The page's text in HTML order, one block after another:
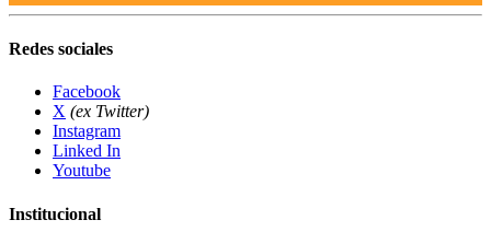
Redes sociales
Facebook
X (ex Twitter)
Instagram
Linked In
Youtube
Institucional